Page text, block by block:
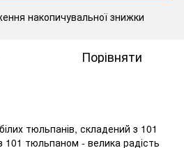
накопичувальної знижки
Порівняти
тюльпанів, складений з 101
тюльпаном - велика радість